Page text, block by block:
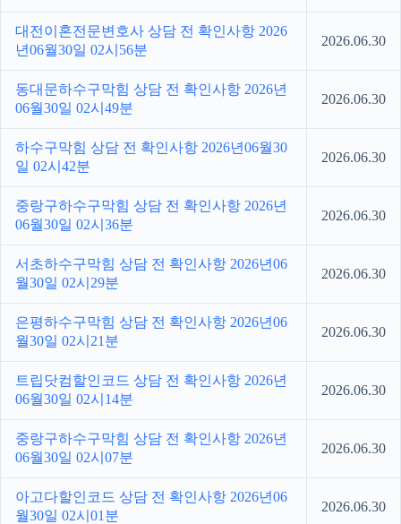
대전이혼전문변호사 상담 전 확인사항 2026
년06월30일 02시56분
2026.06.30
동대문하수구막힘 상담 전 확인사항 2026년
06월30일 02시49분
2026.06.30
하수구막힘 상담 전 확인사항 2026년06월30
일 02시42분
2026.06.30
중랑구하수구막힘 상담 전 확인사항 2026년
06월30일 02시36분
2026.06.30
서초하수구막힘 상담 전 확인사항 2026년06
월30일 02시29분
2026.06.30
은평하수구막힘 상담 전 확인사항 2026년06
월30일 02시21분
2026.06.30
트립닷컴할인코드 상담 전 확인사항 2026년
06월30일 02시14분
2026.06.30
중랑구하수구막힘 상담 전 확인사항 2026년
06월30일 02시07분
2026.06.30
아고다할인코드 상담 전 확인사항 2026년06
월30일 02시01분
2026.06.30